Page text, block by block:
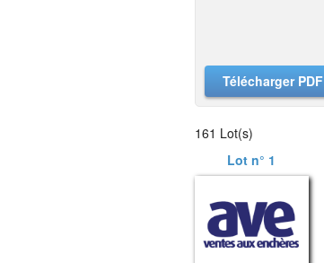
Télécharger PDF
161 Lot(s)
Lot n° 1